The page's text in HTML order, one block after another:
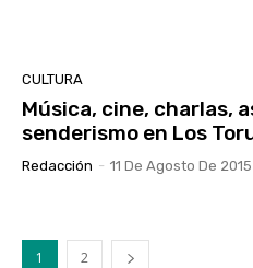
CULTURA
Música, cine, charlas,
senderismo en Los
Redacción - 11 De Agosto De 2015
1 2